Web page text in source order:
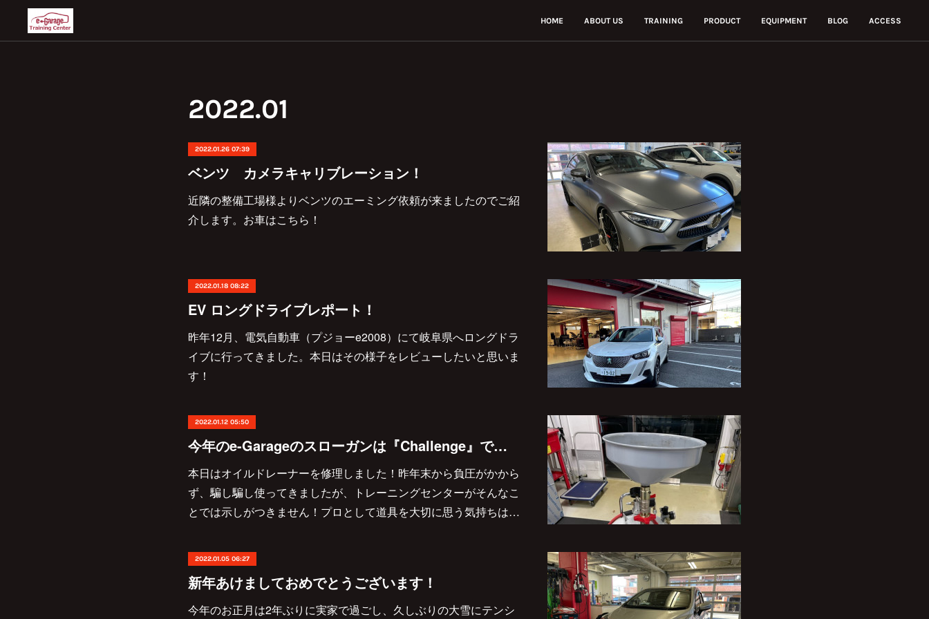
HOME ABOUT US TRAINING PRODUCT EQUIPMENT BLOG ACCESS
2022.01
2022.01.26 07:39
ベンツ カメラキャリブレーション！
近隣の整備工場様よりベンツのエーミング依頼が来ましたのでご紹
介します。お車はこちら！
2022.01.18 08:22
EV ロングドライブレポート！
昨年12月、電気自動車（プジョーe2008）にて岐阜県へロングドラ
イブに行ってきました。本日はその様子をレビューしたいと思いま
す！
2022.01.12 05:50
今年のe-Garageのスローガンは『Challenge』です！
本日はオイルドレーナーを修理しました！昨年末から負圧がかから
ず、騙し騙し使ってきましたが、トレーニングセンターがそんなこ
とでは示しがつきません！プロとして道具を大切に思う気持ちは…
2022.01.05 06:27
新年あけましておめでとうございます！
今年のお正月は2年ぶりに実家で過ごし、久しぶりの大雪にテンシ